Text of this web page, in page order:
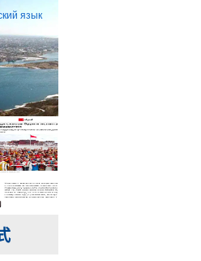
язык